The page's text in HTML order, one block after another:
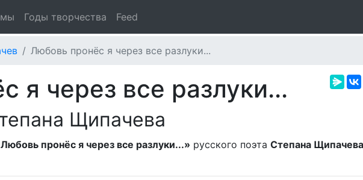
Годы творчества Feed
Любовь пронёс я через все разлуки...
я через все разлуки...
Щипачева
пронёс я через все разлуки...» русского поэта Степана Щипачева